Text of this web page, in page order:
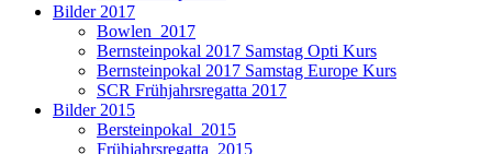
Bilder 2017
Bowlen_2017
Bernsteinpokal 2017 Samstag Opti Kurs
Bernsteinpokal 2017 Samstag Europe Kurs
SCR Frühjahrsregatta 2017
Bilder 2015
Bersteinpokal_2015
Frühjahrsregatta_2015